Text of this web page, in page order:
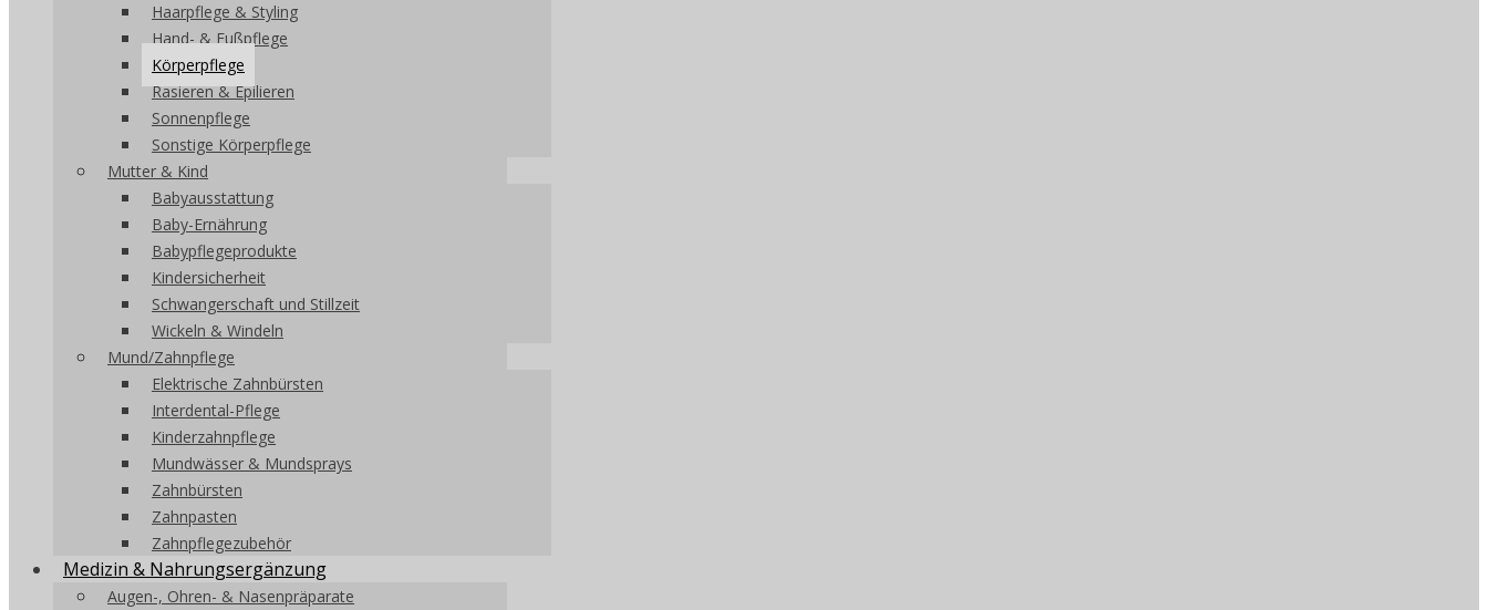
Haarpflege & Styling
Hand- & Fußpflege
Körperpflege
Rasieren & Epilieren
Sonnenpflege
Sonstige Körperpflege
Mutter & Kind
Babyausstattung
Baby-Ernährung
Babypflegeprodukte
Kindersicherheit
Schwangerschaft und Stillzeit
Wickeln & Windeln
Mund/Zahnpflege
Elektrische Zahnbürsten
Interdental-Pflege
Kinderzahnpflege
Mundwässer & Mundsprays
Zahnbürsten
Zahnpasten
Zahnpflegezubehör
Medizin & Nahrungsergänzung
Augen-, Ohren- & Nasenpräparate